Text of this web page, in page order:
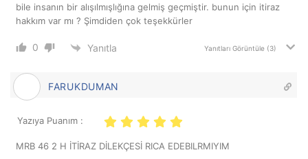
bile insanın bir alışılmışlığına gelmiş geçmiştir. bunun için itiraz
hakkım var mı ? Şimdiden çok teşekkürler
0 Yanıtla Yanıtları Görüntüle (3)
FARUKDUMAN
Yazıya Puanım :
MRB 46 2 H İTİRAZ DİLEKÇESİ RICA EDEBILRMIYIM